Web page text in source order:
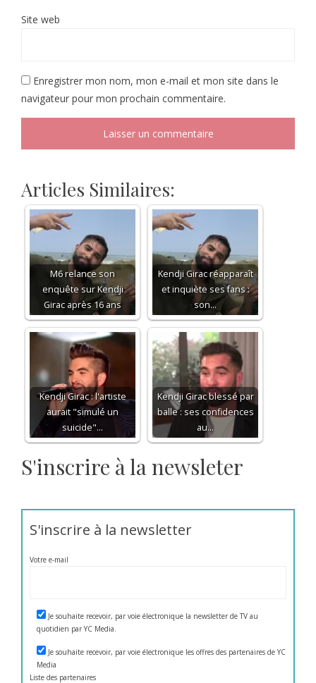
Site web
Enregistrer mon nom, mon e-mail et mon site dans le
navigateur pour mon prochain commentaire.
Articles Similaires:
M6 relance son
enquête sur Kendji
Girac après 16 ans
Kendji Girac réapparaît
et inquiète ses fans :
son…
Kendji Girac : l'artiste
aurait "simulé un
suicide"…
Kendji Girac blessé par
balle : ses confidences
au…
S'inscrire à la newsleter
S'inscrire à la newsletter
Votre e-mail
Je souhaite recevoir, par voie électronique la newsletter de TV au
quotidien par YC Media.
Je souhaite recevoir, par voie électronique les offres des partenaires de YC
Media
Liste des partenaires